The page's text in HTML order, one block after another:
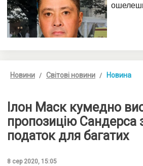
Новини Світові новини Новина
Ілон Маск кумедно
пропозицію Сандерса
податок для багатих
8 сер 2020, 15:05